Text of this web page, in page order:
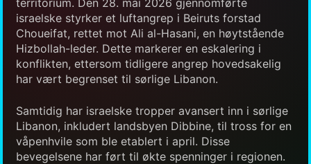
israelske styrker et luftangrep i Beiruts forstad
Choueifat, rettet mot Ali al-Hasani, en høytstående
Hizbollah-leder. Dette markerer en eskalering i
konflikten, ettersom tidligere angrep hovedsakelig
har vært begrenset til sørlige Libanon.
Samtidig har israelske tropper avansert inn i sørlige
Libanon, inkludert landsbyen Dibbine, til tross for en
våpenhvile som ble etablert i april. Disse
bevegelsene har ført til økte spenninger i regionen.